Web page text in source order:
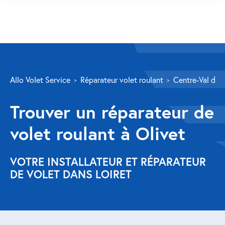
Volet roulant
Réparation
Volet roulant Velux
Réparation store banne
Allo Volet Service Réparateur volet roulant Centre-Val de
Trouver un réparateur de
volet roulant à Olivet
VOTRE INSTALLATEUR ET RÉPARATEUR
DE VOLET DANS LOIRET